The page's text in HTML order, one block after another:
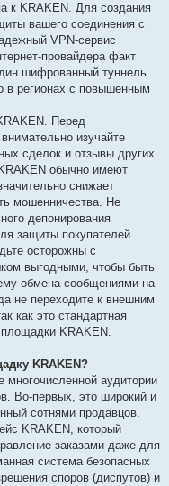
к KRAKEN. Для создания
вашего соединения с
VPN-сервис
провайдера факт
шифрованный туннель
в регионах с повышенным
Перед
изучайте
сделок и отзывы других
обычно имеют
снижает
мошенничества. Не
депонирования
защиты покупателей.
осторожны с
выгодными, чтобы быть
обмена сообщениями на
не переходите к внешним
как это стандартная
KRAKEN.
KRAKEN?
аудитории
Во-первых, это широкий и
сотнями продавцов.
KRAKEN, который
заказами даже для
система безопасных
споров (диспутов) и